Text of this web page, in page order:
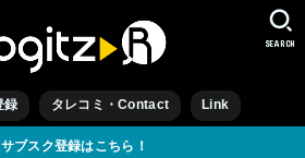
録 タレコミ・Contact Link
SEARCH
ブスク登録はこちら！